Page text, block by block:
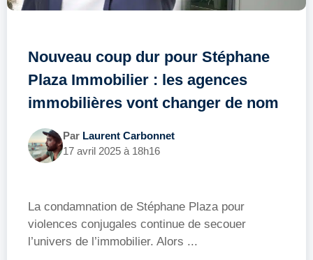
Nouveau coup dur pour Stéphane
Plaza Immobilier : les agences
immobilières vont changer de nom
Par Laurent Carbonnet
17 avril 2025 à 18h16
La condamnation de Stéphane Plaza pour
violences conjugales continue de secouer
l’univers de l’immobilier. Alors ...